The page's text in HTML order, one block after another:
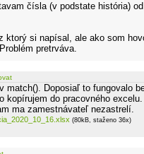
čísla (v podstate história)
ktorý si napísal, ale ako som
pretrváva.
match(). Doposiaľ to fungovalo
kopírujem do pracovného
ma zamestnávateľ nezastrelí.
(80kB, staženo 36x)